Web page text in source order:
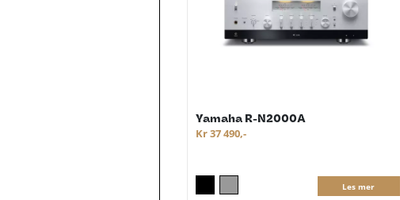
Yamaha R-N2000A
Kr 37 490,-
Les mer